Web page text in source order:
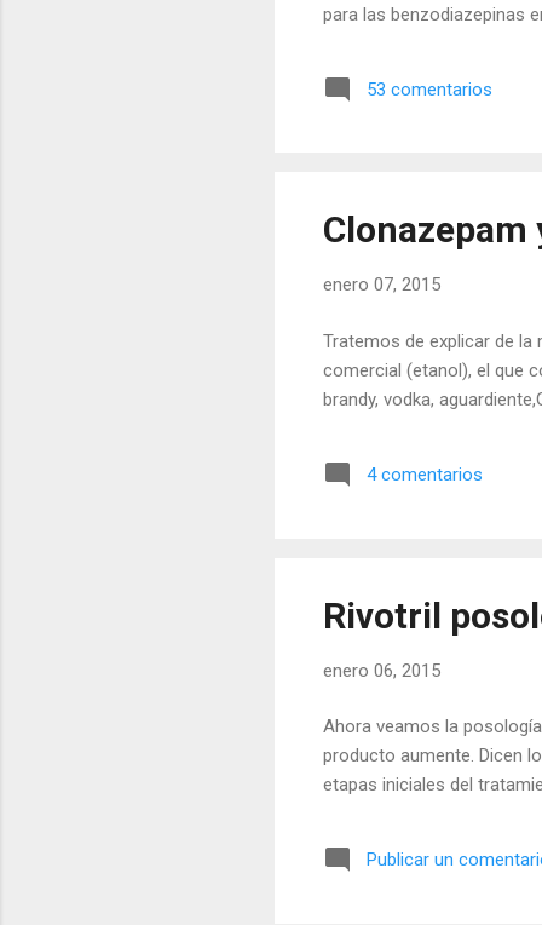
para las benzodiazepinas
deterioro de la
53 comentarios
enero 07, 2015
Tratemos de explicar de la
comercial (etanol), el que
brandy, vodka,
4 comentarios
Rivotril
enero 06, 2015
Ahora veamos la
producto aumente. Dicen
etapas iniciales del
Publicar un